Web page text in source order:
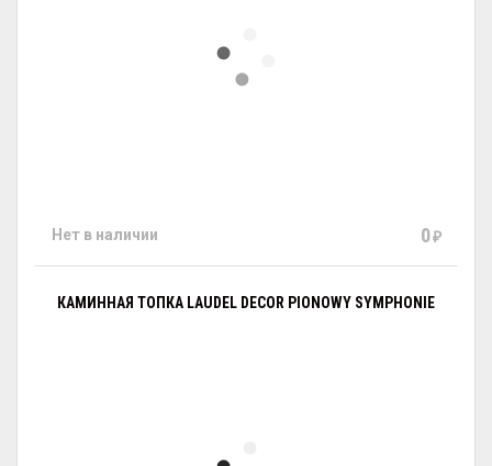
Нет в наличии 0₽
КАМИННАЯ ТОПКА LAUDEL DECOR PIONOWY SYMPHONIE